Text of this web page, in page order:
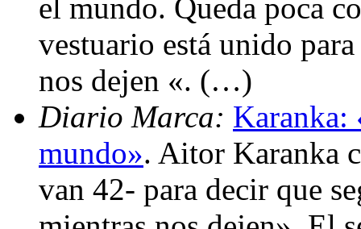
el mundo. Queda poca
vestuario está unido
nos dejen «. (…)
Diario Marca: Karanka:
mundo». Aitor Karanka
van 42- para decir que